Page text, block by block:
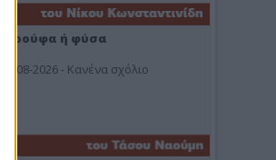
Ή ρούφα ή φύσα
03-08-2026 - Κανένα σχόλιο